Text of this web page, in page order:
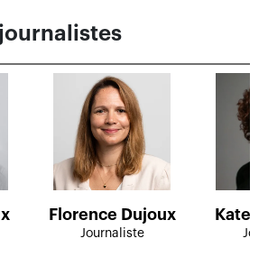
Florence Dujoux
Journaliste
Kate